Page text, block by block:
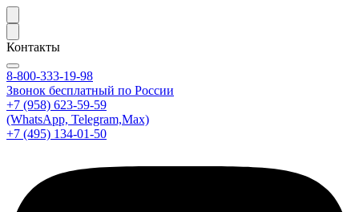
Контакты
8-800-333-19-98
Звонок бесплатный по России
+7 (958) 623-59-59
(WhatsApp, Telegram,Max)
+7 (495) 134-01-50